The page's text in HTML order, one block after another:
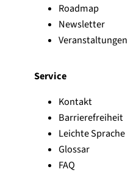
Roadmap
Newsletter
Veranstaltungen
Service
Kontakt
Barrierefreiheit
Leichte Sprache
Glossar
FAQ